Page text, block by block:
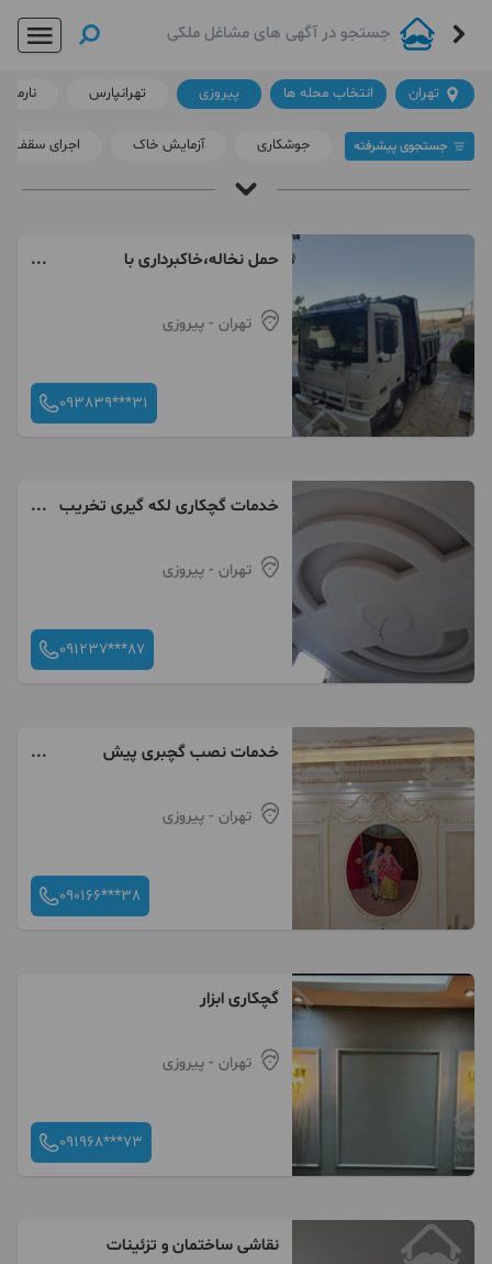
تهران انتخاب محله ها پیروزی تهرانپارس نارمک
جستجوی پیشرفته جوشکاری آزمایش خاک اجرای سقف
گچ کاری در پیروزی
آقای املاک / گچ کاری در تهران
داغ ترین ها لینک دار ها
حمل نخاله،خاکبرداری با
تهران - پیروزی
093839***31
خدمات گچکاری لکه گیری تخریب
تهران - پیروزی
091237***87
خدمات نصب گچبری پیش
تهران - پیروزی
090166***38
گچکاری ابزار
تهران - پیروزی
091968***73
نقاشی ساختمان و تزئینات